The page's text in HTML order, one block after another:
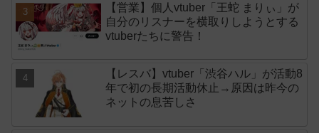
【営業】個人vtuber「王蛇 まりぃ」が
自分のリスナーを横取りしようとする
vtuberたちに警告！
【レスバ】vtuber「渋谷ハル」が活動8
年で初の長期活動休止→原因は昨今の
ネットの息苦しさ